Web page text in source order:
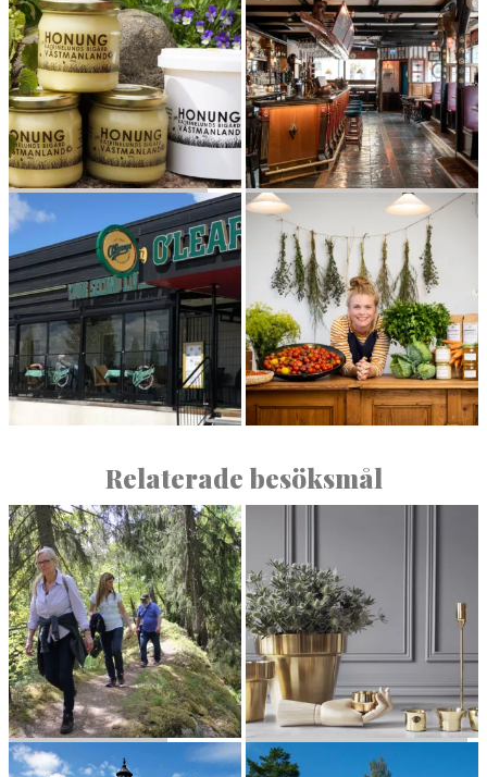
KATRINELUNDS BIGÅRD
THE BISH­OPS ARMS —
KÖPING
Relaterade besöksmål
NOR­BERGSLE­DEN SKUL­TUNA MESSINGSBRUK